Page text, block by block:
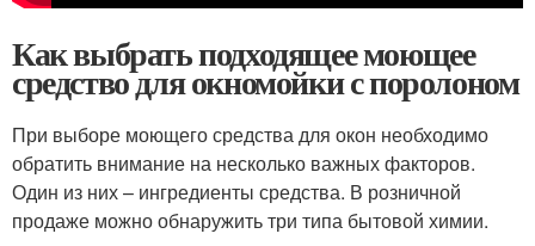
Как выбрать подходящее моющее
средство для окномойки с поролоном
При выборе моющего средства для окон необходимо
обратить внимание на несколько важных факторов.
Один из них – ингредиенты средства. В розничной
продаже можно обнаружить три типа бытовой химии.